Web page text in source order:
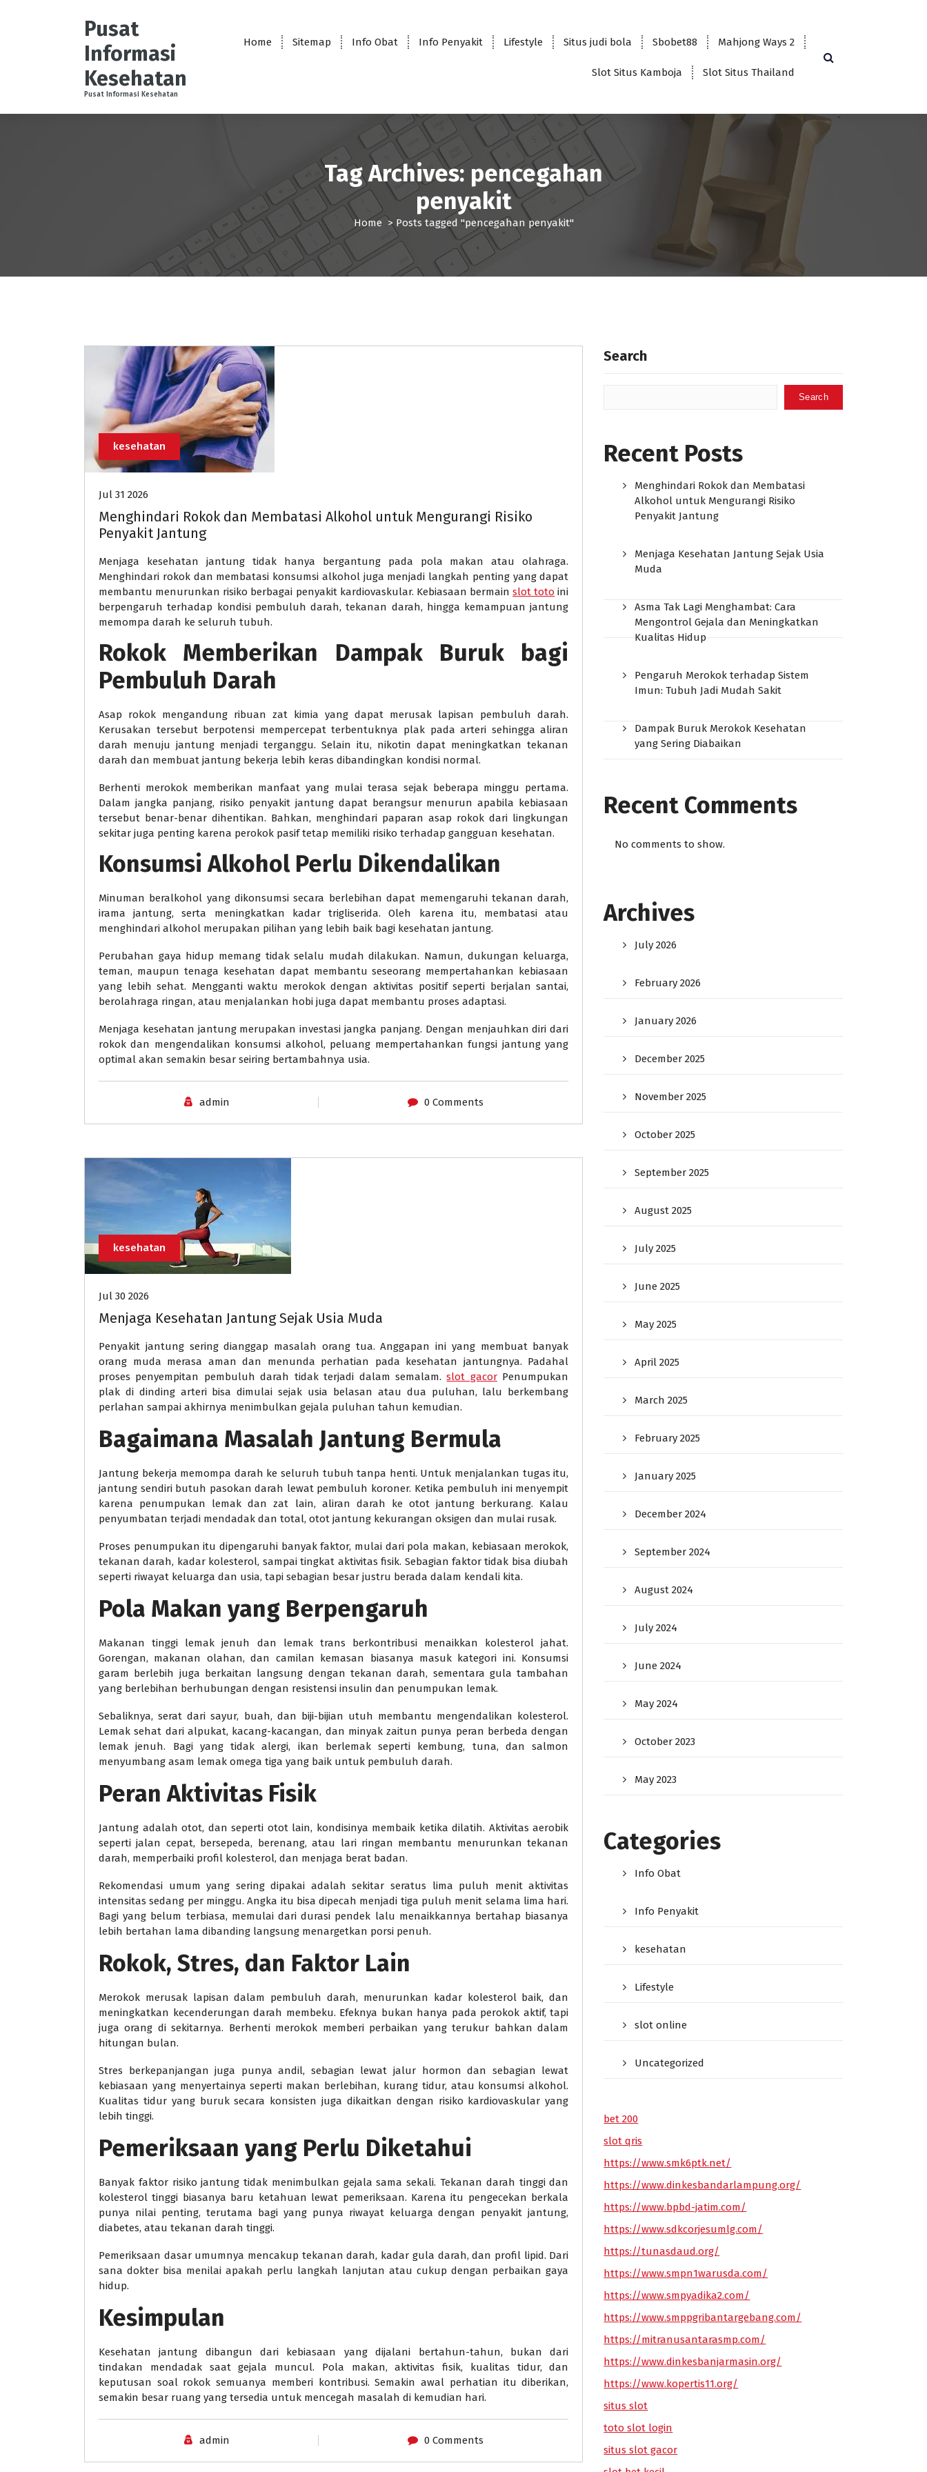
o
Pusat
Informasi
Kesehatan
Pusat Informasi Kesehatan
Home Sitemap Info Obat Info Penyakit Lifestyle Situs judi bola Sbobet88 Mahjong Ways 2
Slot Situs Kamboja Slot Situs Thailand
Tag Archives: pencegahan
penyakit
Home > Posts tagged "pencegahan penyakit"
kesehatan
Jul 31 2026
Menghindari Rokok dan Membatasi Alkohol untuk Mengurangi Risiko
Penyakit Jantung
Menjaga kesehatan jantung tidak hanya bergantung pada pola makan atau olahraga.
Menghindari rokok dan membatasi konsumsi alkohol juga menjadi langkah penting yang dapat
membantu menurunkan risiko berbagai penyakit kardiovaskular. Kebiasaan bermainslot toto ini
berpengaruh terhadap kondisi pembuluh darah, tekanan darah, hingga kemampuan jantung
memompa darah ke seluruh tubuh.
Rokok Memberikan Dampak Buruk bagi
Pembuluh Darah
Asap rokok mengandung ribuan zat kimia yang dapat merusak lapisan pembuluh darah.
Kerusakan tersebut berpotensi mempercepat terbentuknya plak pada arteri sehingga aliran
darah menuju jantung menjadi terganggu. Selain itu, nikotin dapat meningkatkan tekanan
darah dan membuat jantung bekerja lebih keras dibandingkan kondisi normal.
Berhenti merokok memberikan manfaat yang mulai terasa sejak beberapa minggu pertama.
Dalam jangka panjang, risiko penyakit jantung dapat berangsur menurun apabila kebiasaan
tersebut benar-benar dihentikan. Bahkan, menghindari paparan asap rokok dari lingkungan
sekitar juga penting karena perokok pasif tetap memiliki risiko terhadap gangguan kesehatan.
Konsumsi Alkohol Perlu Dikendalikan
Minuman beralkohol yang dikonsumsi secara berlebihan dapat memengaruhi tekanan darah,
irama jantung, serta meningkatkan kadar trigliserida. Oleh karena itu, membatasi atau
menghindari alkohol merupakan pilihan yang lebih baik bagi kesehatan jantung.
Perubahan gaya hidup memang tidak selalu mudah dilakukan. Namun, dukungan keluarga,
teman, maupun tenaga kesehatan dapat membantu seseorang mempertahankan kebiasaan
yang lebih sehat. Mengganti waktu merokok dengan aktivitas positif seperti berjalan santai,
berolahraga ringan, atau menjalankan hobi juga dapat membantu proses adaptasi.
Menjaga kesehatan jantung merupakan investasi jangka panjang. Dengan menjauhkan diri dari
rokok dan mengendalikan konsumsi alkohol, peluang mempertahankan fungsi jantung yang
optimal akan semakin besar seiring bertambahnya usia.
admin 0 Comments
kesehatan
Jul 30 2026
Menjaga Kesehatan Jantung Sejak Usia Muda
Penyakit jantung sering dianggap masalah orang tua. Anggapan ini yang membuat banyak
orang muda merasa aman dan menunda perhatian pada kesehatan jantungnya. Padahal
proses penyempitan pembuluh darah tidak terjadi dalam semalam.slot gacorPenumpukan
plak di dinding arteri bisa dimulai sejak usia belasan atau dua puluhan, lalu berkembang
perlahan sampai akhirnya menimbulkan gejala puluhan tahun kemudian.
Bagaimana Masalah Jantung Bermula
Jantung bekerja memompa darah ke seluruh tubuh tanpa henti. Untuk menjalankan tugas itu,
jantung sendiri butuh pasokan darah lewat pembuluh koroner. Ketika pembuluh ini menyempit
karena penumpukan lemak dan zat lain, aliran darah ke otot jantung berkurang. Kalau
penyumbatan terjadi mendadak dan total, otot jantung kekurangan oksigen dan mulai rusak.
Proses penumpukan itu dipengaruhi banyak faktor, mulai dari pola makan, kebiasaan merokok,
tekanan darah, kadar kolesterol, sampai tingkat aktivitas fisik. Sebagian faktor tidak bisa diubah
seperti riwayat keluarga dan usia, tapi sebagian besar justru berada dalam kendali kita.
Pola Makan yang Berpengaruh
Makanan tinggi lemak jenuh dan lemak trans berkontribusi menaikkan kolesterol jahat.
Gorengan, makanan olahan, dan camilan kemasan biasanya masuk kategori ini. Konsumsi
garam berlebih juga berkaitan langsung dengan tekanan darah, sementara gula tambahan
yang berlebihan berhubungan dengan resistensi insulin dan penumpukan lemak.
Sebaliknya, serat dari sayur, buah, dan biji-bijian utuh membantu mengendalikan kolesterol.
Lemak sehat dari alpukat, kacang-kacangan, dan minyak zaitun punya peran berbeda dengan
lemak jenuh. Bagi yang tidak alergi, ikan berlemak seperti kembung, tuna, dan salmon
menyumbang asam lemak omega tiga yang baik untuk pembuluh darah.
Peran Aktivitas Fisik
Jantung adalah otot, dan seperti otot lain, kondisinya membaik ketika dilatih. Aktivitas aerobik
seperti jalan cepat, bersepeda, berenang, atau lari ringan membantu menurunkan tekanan
darah, memperbaiki profil kolesterol, dan menjaga berat badan.
Rekomendasi umum yang sering dipakai adalah sekitar seratus lima puluh menit aktivitas
intensitas sedang per minggu. Angka itu bisa dipecah menjadi tiga puluh menit selama lima hari.
Bagi yang belum terbiasa, memulai dari durasi pendek lalu menaikkannya bertahap biasanya
lebih bertahan lama dibanding langsung menargetkan porsi penuh.
Rokok, Stres, dan Faktor Lain
Merokok merusak lapisan dalam pembuluh darah, menurunkan kadar kolesterol baik, dan
meningkatkan kecenderungan darah membeku. Efeknya bukan hanya pada perokok aktif, tapi
juga orang di sekitarnya. Berhenti merokok memberi perbaikan yang terukur bahkan dalam
hitungan bulan.
Stres berkepanjangan juga punya andil, sebagian lewat jalur hormon dan sebagian lewat
kebiasaan yang menyertainya seperti makan berlebihan, kurang tidur, atau konsumsi alkohol.
Kualitas tidur yang buruk secara konsisten juga dikaitkan dengan risiko kardiovaskular yang
lebih tinggi.
Pemeriksaan yang Perlu Diketahui
Banyak faktor risiko jantung tidak menimbulkan gejala sama sekali. Tekanan darah tinggi dan
kolesterol tinggi biasanya baru ketahuan lewat pemeriksaan. Karena itu pengecekan berkala
punya nilai penting, terutama bagi yang punya riwayat keluarga dengan penyakit jantung,
diabetes, atau tekanan darah tinggi.
Pemeriksaan dasar umumnya mencakup tekanan darah, kadar gula darah, dan profil lipid. Dari
sana dokter bisa menilai apakah perlu langkah lanjutan atau cukup dengan perbaikan gaya
hidup.
Kesimpulan
Kesehatan jantung dibangun dari kebiasaan yang dijalani bertahun-tahun, bukan dari
tindakan mendadak saat gejala muncul. Pola makan, aktivitas fisik, kualitas tidur, dan
keputusan soal rokok semuanya memberi kontribusi. Semakin awal perhatian itu diberikan,
semakin besar ruang yang tersedia untuk mencegah masalah di kemudian hari.
admin 0 Comments
Search
Search
Recent Posts
Menghindari Rokok dan Membatasi
Alkohol untuk Mengurangi Risiko
Penyakit Jantung
Menjaga Kesehatan Jantung Sejak Usia
Muda
Asma Tak Lagi Menghambat: Cara
Mengontrol Gejala dan Meningkatkan
Kualitas Hidup
Pengaruh Merokok terhadap Sistem
Imun: Tubuh Jadi Mudah Sakit
Dampak Buruk Merokok Kesehatan
yang Sering Diabaikan
Recent Comments
No comments to show.
Archives
July 2026
February 2026
January 2026
December 2025
November 2025
October 2025
September 2025
August 2025
July 2025
June 2025
May 2025
April 2025
March 2025
February 2025
January 2025
December 2024
September 2024
August 2024
July 2024
June 2024
May 2024
October 2023
May 2023
Categories
Info Obat
Info Penyakit
kesehatan
Lifestyle
slot online
Uncategorized
bet 200
slot qris
https://www.smk6ptk.net/
https://www.dinkesbandarlampung.org/
https://www.bpbd-jatim.com/
https://www.sdkcorjesumlg.com/
https://tunasdaud.org/
https://www.smpn1warusda.com/
https://www.smpyadika2.com/
https://www.smppgribantargebang.com/
https://mitranusantarasmp.com/
https://www.dinkesbanjarmasin.org/
https://www.kopertis11.org/
situs slot
toto slot login
situs slot gacor